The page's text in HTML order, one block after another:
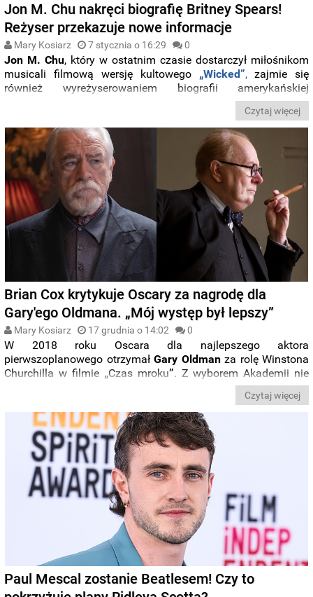
Jon M. Chu nakręci biografię Britney Spears!
Reżyser przekazuje nowe informacje
Mary Kosiarz 7 stycznia o 16:29 0
Jon M. Chu, który w ostatnim czasie dostarczył miłośnikom
musicali filmową wersję kultowego „Wicked”,zajmie się
również wyreżyserowaniem biografii amerykańskiej
. Podczas odbywającej się w
niedzielny wieczór gali rozdania Złotych Globów, twórca
podzielił się najnowszymi informacjami o swoim
nadchodzącym tytule.
Czytaj więcej
Brian Cox krytykuje Oscary za nagrodę dla
Gary'ego Oldmana. „Mój występ był lepszy”
Mary Kosiarz 17 grudnia o 14:02 0
W 2018 roku Oscara dla najlepszego aktora
pierwszoplanowego otrzymałGary Oldmanza rolę Winstona
Churchilla w filmie „Czas mroku”. Z wyborem Akademii nie
, który w podobnym
okresie co Oldman, również wcielił się w postać brytyjskiego
premiera, lecz nie dostał za nią niemal żadnego wyróżnienia.
Czytaj więcej
Paul Mescal zostanie Beatlesem! Czy to